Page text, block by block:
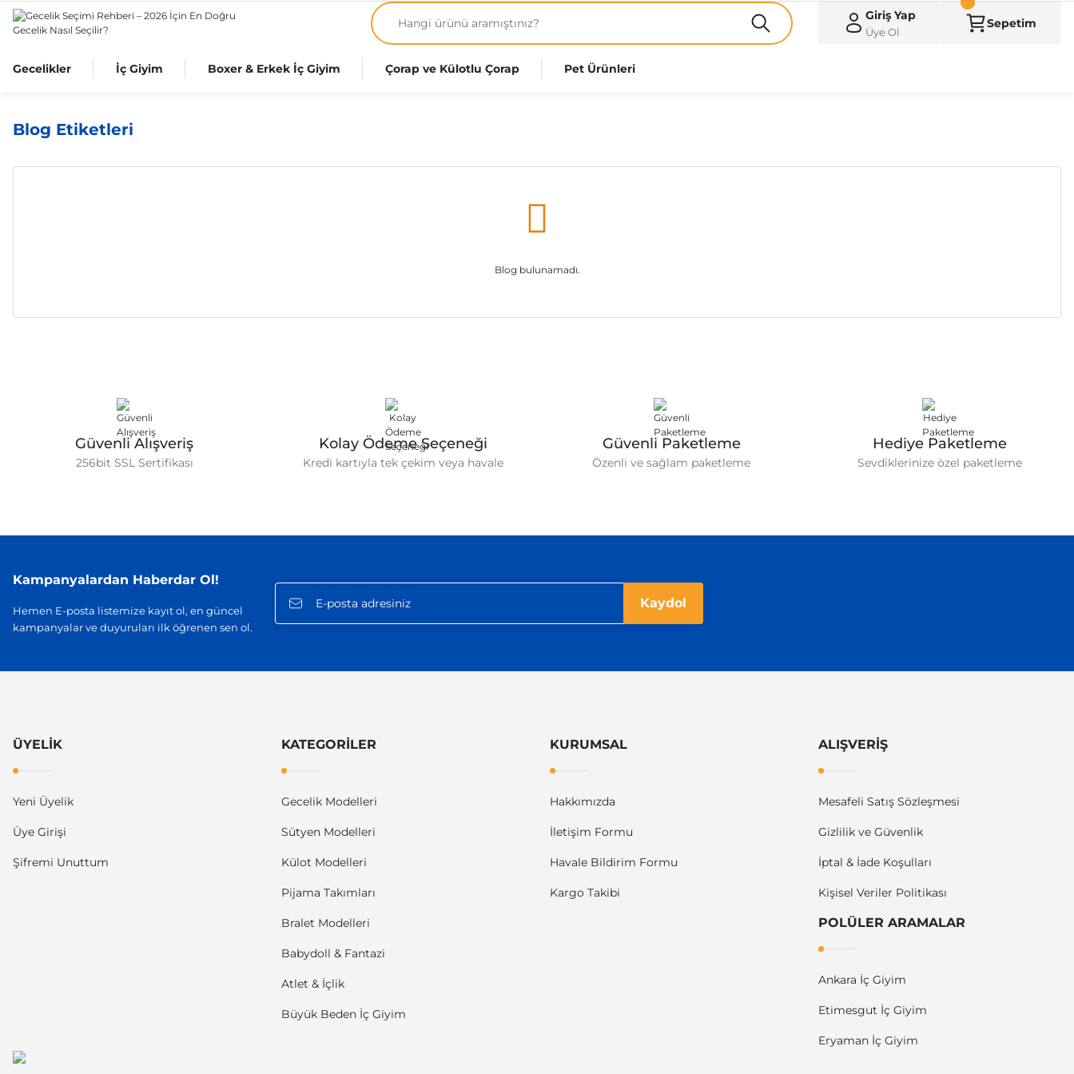
Giriş Yap
Üye Ol
Sepetim
Gecelikler İç Giyim Boxer & Erkek İç Giyim Çorap ve Külotlu Çorap Pet Ürünleri
Blog Etiketleri
Blog bulunamadı.
Güvenli Alışveriş
256bit SSL Sertifikası
Kolay Ödeme Seçeneği
Kredi kartıyla tek çekim veya havale
Güvenli Paketleme
Özenli ve sağlam paketleme
Hediye Paketleme
Sevdiklerinize özel paketleme
Kampanyalardan Haberdar Ol!
Hemen E-posta listemize kayıt ol, en güncel
kampanyalar ve duyuruları ilk öğrenen sen ol.
Kaydol
ÜYELİK
Yeni Üyelik
Üye Girişi
Şifremi Unuttum
KATEGORİLER
Gecelik Modelleri
Sütyen Modelleri
Külot Modelleri
Pijama Takımları
Bralet Modelleri
Babydoll & Fantazi
Atlet & İçlik
Büyük Beden İç Giyim
KURUMSAL
Hakkımızda
İletişim Formu
Havale Bildirim Formu
Kargo Takibi
ALIŞVERİŞ
Mesafeli Satış Sözleşmesi
Gizlilik ve Güvenlik
İptal & İade Koşulları
Kişisel Veriler Politikası
POLÜLER ARAMALAR
Ankara İç Giyim
Etimesgut İç Giyim
Eryaman İç Giyim